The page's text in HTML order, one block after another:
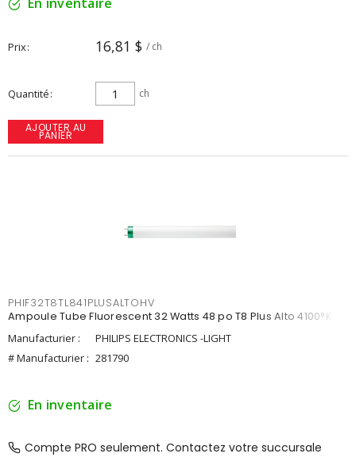
Prix 16,81 $ / ch
Quantité ch
AJOUTER AU
PANIER
PHIF32T8TL841PLUSALTOHV
Ampoule Tube Fluorescent 32 Watts 48 po T8 Plus Alto 4100°K
Manufacturier :
PHILIPS ELECTRONICS -LIGHT
# Manufacturier : 281790
En inventaire
Compte PRO seulement. Contactez votre succursale